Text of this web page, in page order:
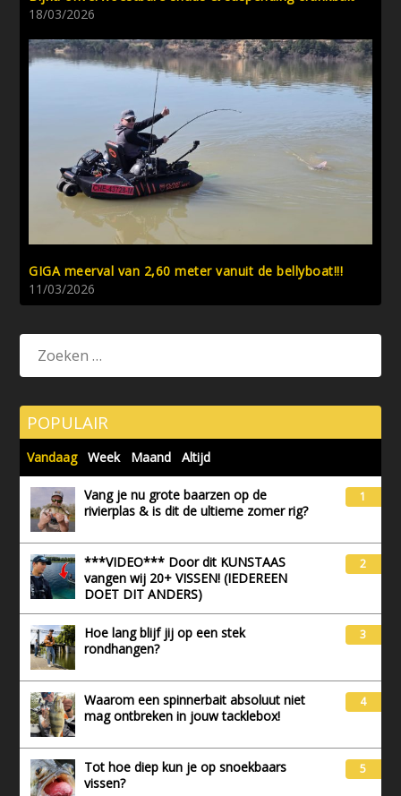
18/03/2026
GIGA meerval van 2,60 meter vanuit de bellyboat!!!
11/03/2026
POPULAIR
Vandaag Week Maand Altijd
Vang je nu grote baarzen op de
rivierplas & is dit de ultieme zomer rig?
1
***VIDEO*** Door dit KUNSTAAS
vangen wij 20+ VISSEN! (IEDEREEN
DOET DIT ANDERS)
2
Hoe lang blijf jij op een stek
rondhangen?
3
Waarom een spinnerbait absoluut niet
mag ontbreken in jouw tacklebox!
4
Tot hoe diep kun je op snoekbaars
vissen?
5